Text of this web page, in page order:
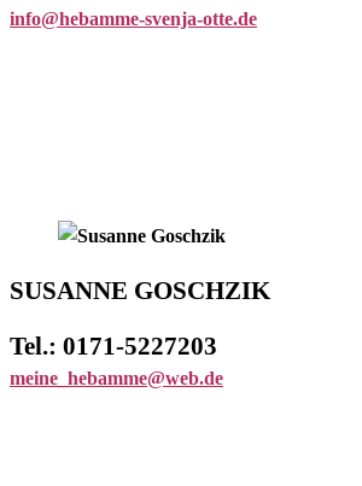
info@hebamme-svenja-otte.de
SUSANNE GOSCHZIK
Tel.: 0171-5227203
meine_hebamme@web.de